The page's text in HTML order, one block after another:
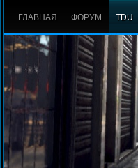
ГЛАВНАЯ ФОРУМ TDU